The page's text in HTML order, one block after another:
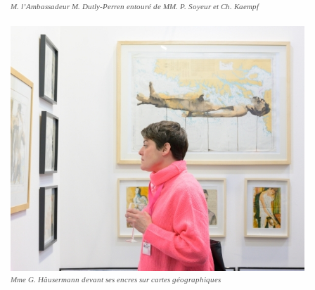
M. l’Ambassadeur M. Dutly-Perren entouré de MM. P. Soyeur et Ch. Kaempf
Mme G. Häusermann devant ses encres sur cartes géographiques